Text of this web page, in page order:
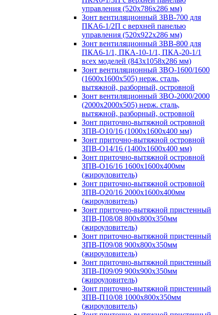
управления (520х786х286 мм)
Зонт вентиляционный ЗВВ-700 для
ПКА6-1/2П с верхней панелью
управления (520х922х286 мм)
Зонт вентиляционный ЗВВ-800 для
ПКА6-1/1, ПКА-10-1/1, ПКА-20-1/1
всех моделей (843х1058х286 мм)
Зонт вентиляционный ЗВО-1600/1600
(1600х1600х505) нерж. сталь,
вытяжной, разборный, островной
Зонт вентиляционный ЗВО-2000/2000
(2000х2000х505) нерж. сталь,
вытяжной, разборный, островной
Зонт приточно-вытяжной островной
ЗПВ-О10/16 (1000х1600х400 мм)
Зонт приточно-вытяжной островной
ЗПВ-О14/16 (1400х1600х400 мм)
Зонт приточно-вытяжной островной
ЗПВ-О16/16 1600х1600х400мм
(жироуловитель)
Зонт приточно-вытяжной островной
ЗПВ-О20/16 2000х1600х400мм
(жироуловитель)
Зонт приточно-вытяжной пристенный
ЗПВ-П08/08 800х800х350мм
(жироуловитель)
Зонт приточно-вытяжной пристенный
ЗПВ-П09/08 900х800х350мм
(жироуловитель)
Зонт приточно-вытяжной пристенный
ЗПВ-П09/09 900х900х350мм
(жироуловитель)
Зонт приточно-вытяжной пристенный
ЗПВ-П10/08 1000х800х350мм
(жироуловитель)